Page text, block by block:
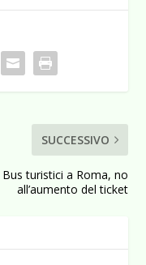
SUCCESSIVO
Bus turistici a Roma, no
all’aumento del ticket